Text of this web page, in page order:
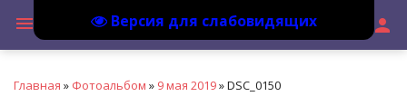
Версия для слабовидящих
menu person
Главная » Фотоальбом » 9 мая 2019» DSC_0150